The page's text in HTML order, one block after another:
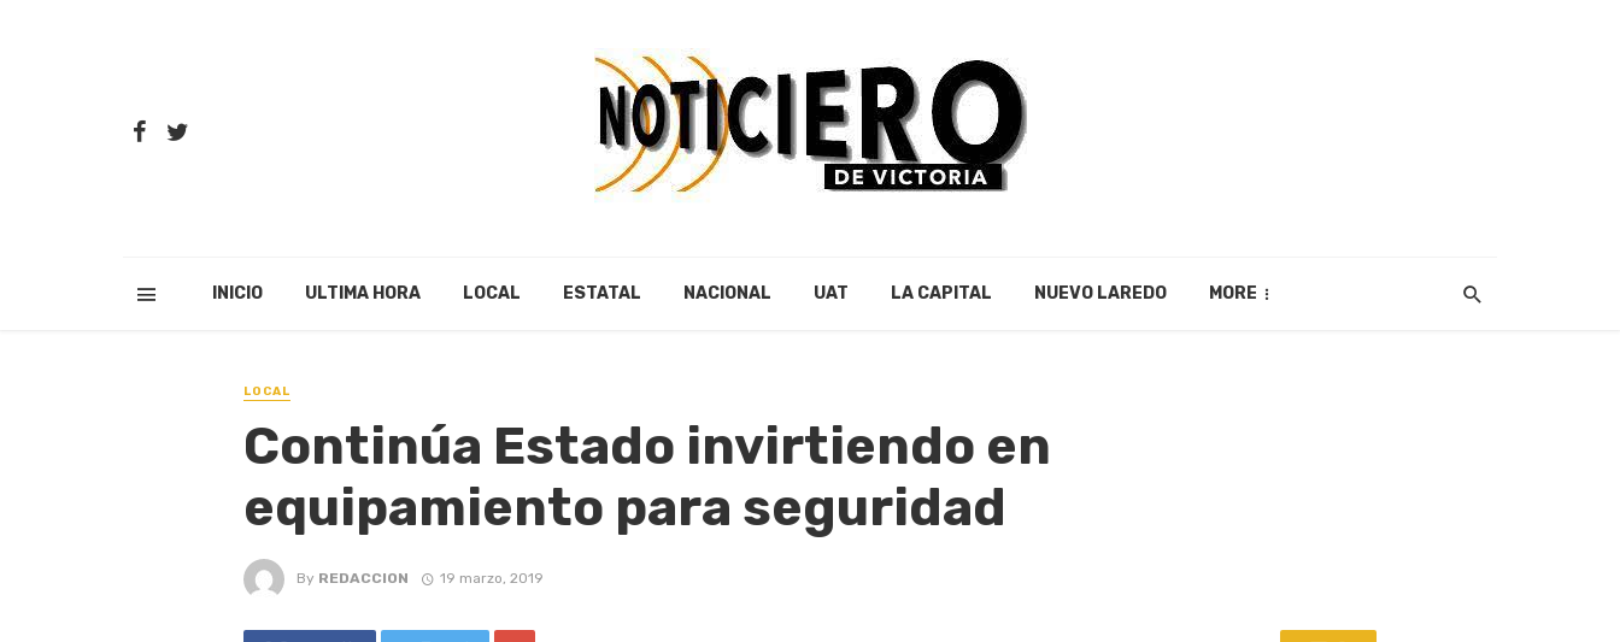
INICIO ULTIMA HORA LOCAL ESTATAL NACIONAL UAT LA CAPITAL NUEVO LAREDO MORE
LOCAL
Continúa Estado invirtiendo en
equipamiento para seguridad
By REDACCION 19 marzo, 2019